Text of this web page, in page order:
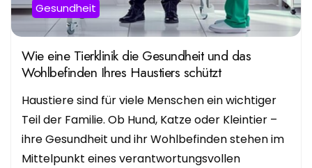
Gesundheit
Wie eine Tierklinik die Gesundheit und das
Wohlbefinden Ihres Haustiers schützt
Haustiere sind für viele Menschen ein wichtiger
Teil der Familie. Ob Hund, Katze oder Kleintier –
ihre Gesundheit und ihr Wohlbefinden stehen im
Mittelpunkt eines verantwortungsvollen